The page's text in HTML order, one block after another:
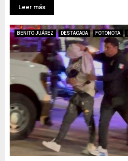
Leer más
BENITO JUÁREZ DESTACADA FOTONOTA